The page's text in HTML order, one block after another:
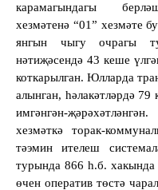
карамагындагы
хезмәтенә “01” хезмәте
янгын чыгу очрагы
нәтиҗәсендә 43 кеше
коткарылган. Юлларда
алынган, һәлакәтләрдә
имгәнгән-
хезмәткә торак-
тәэмин ителеш
турында 866 һ.б. хакында
өчен оператив төстә